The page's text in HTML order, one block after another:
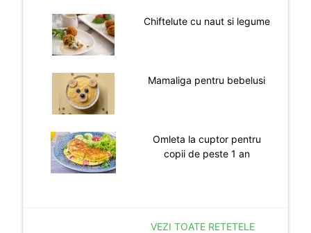
Chiftelute cu naut si legume
Mamaliga pentru bebelusi
Omleta la cuptor pentru
copii de peste 1 an
VEZI TOATE RETETELE